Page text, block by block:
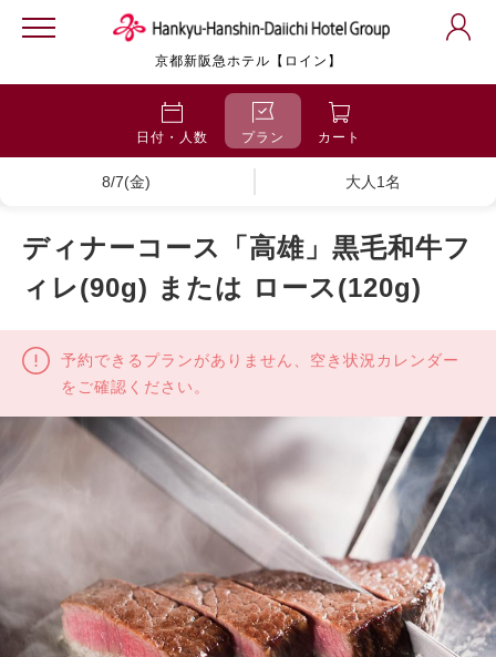
京都新阪急ホテル【ロイン】
日付・人数 プラン カート
8/7(金) 大人1名
ディナーコース「高雄」黒毛和牛フ
ィレ(90g) または ロース(120g)
予約できるプランがありません、空き状況カレンダー
をご確認ください。